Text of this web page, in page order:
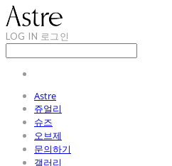
LOG IN 로그인
Astre
쥬얼리
슈즈
오브제
문의하기
갤러리